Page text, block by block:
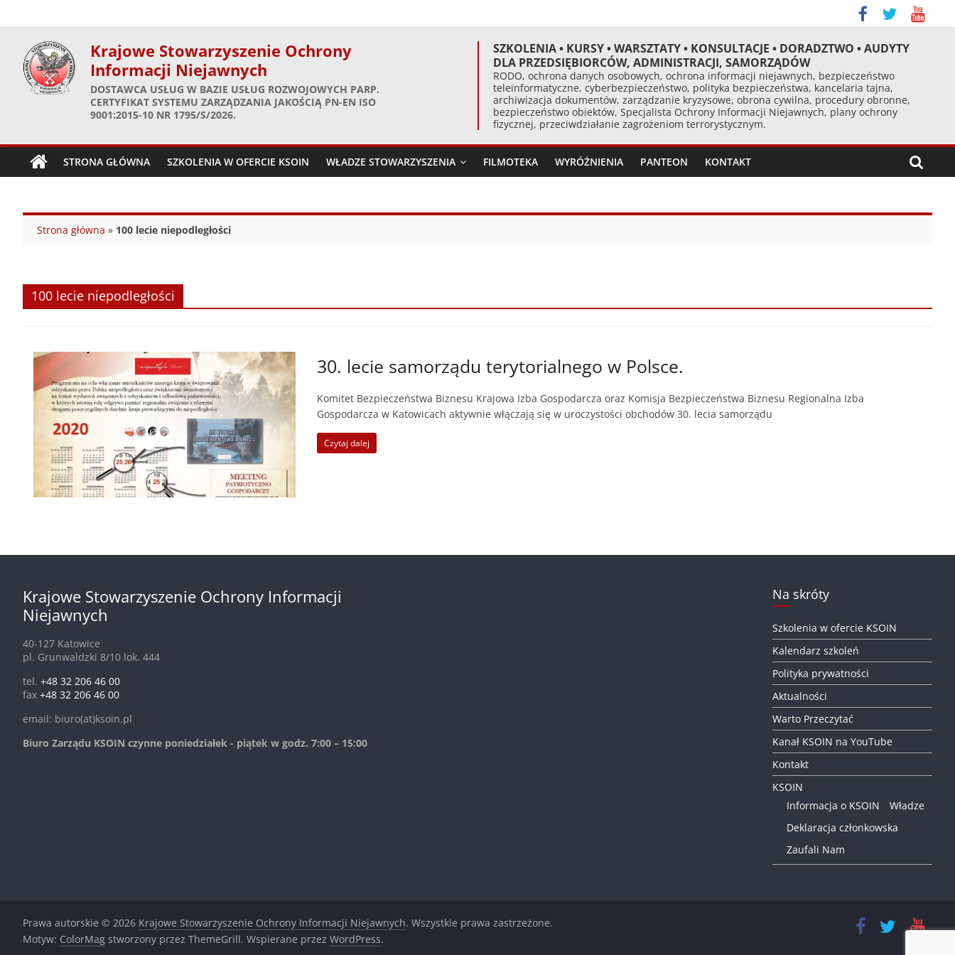
to
content
Krajowe Stowarzyszenie Ochrony
Informacji Niejawnych
DOSTAWCA USŁUG W BAZIE USŁUG ROZWOJOWYCH PARP.
CERTYFIKAT SYSTEMU ZARZĄDZANIA JAKOŚCIĄ PN-EN ISO
9001:2015-10 NR 1795/S/2026.
SZKOLENIA • KURSY • WARSZTATY • KONSULTACJE • DORADZTWO • AUDYTY
DLA PRZEDSIĘBIORCÓW, ADMINISTRACJI, SAMORZĄDÓW
RODO, ochrona danych osobowych, ochrona informacji niejawnych, bezpieczeństwo
teleinformatyczne, cyberbezpieczeństwo, polityka bezpieczeństwa, kancelaria tajna,
archiwizacja dokumentów, zarządzanie kryzysowe, obrona cywilna, procedury obronne,
bezpieczeństwo obiektów, Specjalista Ochrony Informacji Niejawnych, plany ochrony
fizycznej, przeciwdziałanie zagrożeniom terrorystycznym.
STRONA GŁÓWNA SZKOLENIA W OFERCIE KSOIN WŁADZE STOWARZYSZENIA FILMOTEKA WYRÓŻNIENIA PANTEON KONTAKT
Strona główna » 100 lecie niepodległości
100 lecie niepodległości
30. lecie samorządu terytorialnego w Polsce.
Komitet Bezpieczeństwa Biznesu Krajowa Izba Gospodarcza oraz Komisja Bezpieczeństwa Biznesu Regionalna Izba
Gospodarcza w Katowicach aktywnie włączają się w uroczystości obchodów 30. lecia samorządu
Czytaj dalej
Krajowe Stowarzyszenie Ochrony Informacji
Niejawnych
40-127 Katowice
pl. Grunwaldzki 8/10 lok. 444
tel. +48 32 206 46 00
fax +48 32 206 46 00
email: biuro(at)ksoin.pl
Biuro Zarządu KSOIN czynne poniedziałek - piątek w godz. 7:00 – 15:00
Na skróty
Szkolenia w ofercie KSOIN
Kalendarz szkoleń
Polityka prywatności
Aktualności
Warto Przeczytać
Kanał KSOIN na YouTube
Kontakt
KSOIN
Informacja o KSOIN
Władze
Deklaracja członkowska
Zaufali Nam
Prawa autorskie © 2026 Krajowe Stowarzyszenie Ochrony Informacji Niejawnych. Wszystkie prawa zastrzeżone.
Motyw: ColorMag stworzony przez ThemeGrill. Wspierane przez WordPress.